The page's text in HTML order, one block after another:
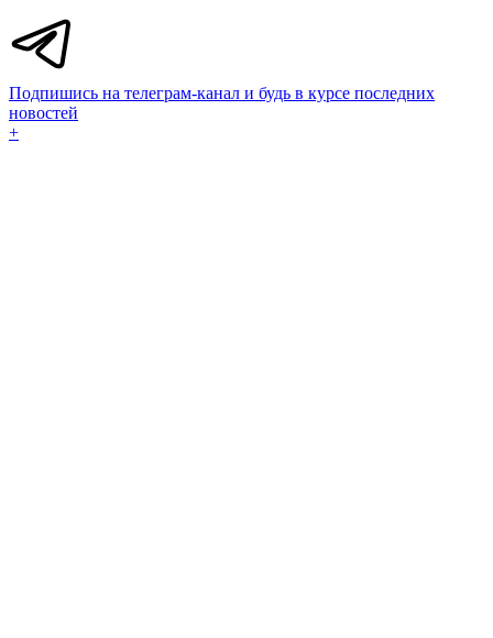
Подпишись на телеграм-канал и будь в курсе последних
новостей
+